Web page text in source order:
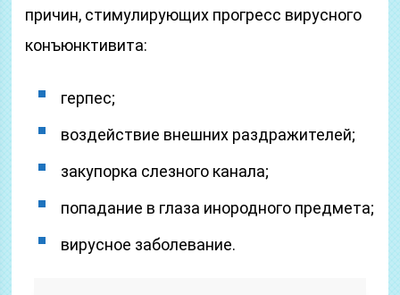
причин, стимулирующих прогресс вирусного
конъюнктивита:
герпес;
воздействие внешних раздражителей;
закупорка слезного канала;
попадание в глаза инородного предмета;
вирусное заболевание.